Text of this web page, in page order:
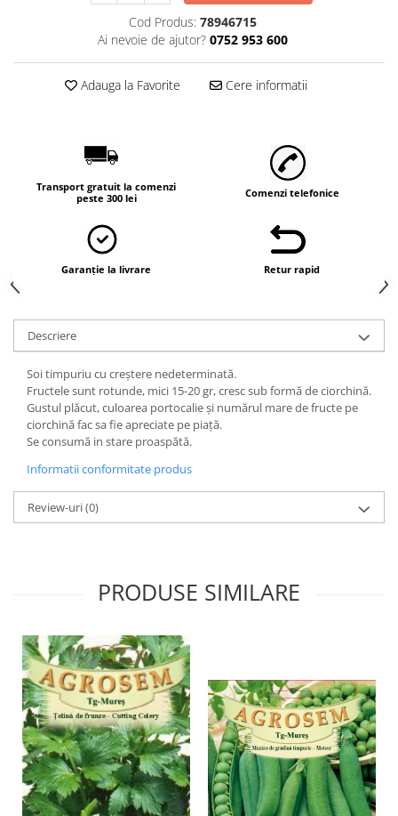
Cod Produs: 78946715
Ai nevoie de ajutor? 0752 953 600
Adauga la Favorite Cere informatii
Transport gratuit la comenzi
peste 300 lei
Comenzi telefonice
Garanție la livrare Retur rapid
Descriere
Soi timpuriu cu creștere nedeterminată.
Fructele sunt rotunde, mici 15-20 gr, cresc sub formă de ciorchină.
Gustul plăcut, culoarea portocalie și numărul mare de fructe pe
ciorchină fac sa fie apreciate pe piață.
Se consumă in stare proaspătă.
Informatii conformitate produs
Review-uri(0)
PRODUSE SIMILARE